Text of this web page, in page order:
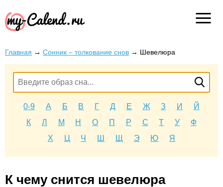
Главная → Сонник – толкование снов → Шевелюра
0-9 А Б В Г Д Е Ж З И
Й
К
Л М Н О П Р С Т У
Ф
Х
Ц Ч Ш Щ Э Ю Я
К чему снится шевелюра